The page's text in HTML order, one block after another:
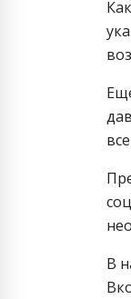
В